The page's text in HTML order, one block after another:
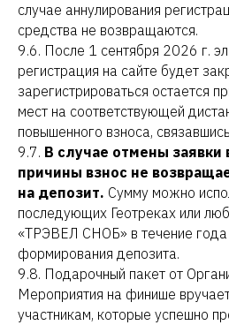
случае аннулирования
средства не возвращаются.
9.6. После 1 сентября 2026 г.
регистрация на сайте будет
зарегистрироваться остается
мест на соответствующей
повышенного взноса,
9.7. В случае отмены заявки
причины взнос не
на депозит. Сумму можно
последующих Геотреках или
«ТРЭВЕЛ СНОБ» в течение года
формирования депозита.
9.8. Подарочный пакет от
Мероприятия на финише
участникам, которые успешно